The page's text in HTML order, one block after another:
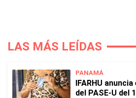
LAS MÁS LEÍDAS
PANAMÁ
IFARHU
del PASE-U del